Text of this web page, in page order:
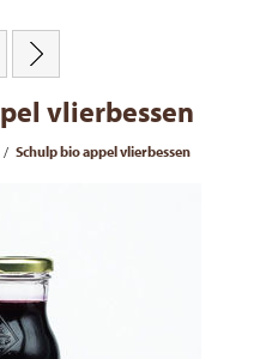
vlierbessen
/ Schulp bio appel vlierbessen